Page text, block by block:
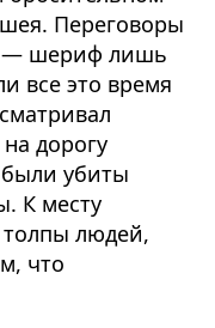
Переговоры
— шериф лишь
все это время
дорогу
были убиты
К месту
людей,
что